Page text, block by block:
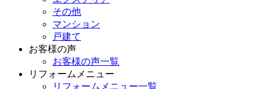
その他
マンション
戸建て
お客様の声
お客様の声一覧
リフォームメニュー
リフォームメニュー一覧